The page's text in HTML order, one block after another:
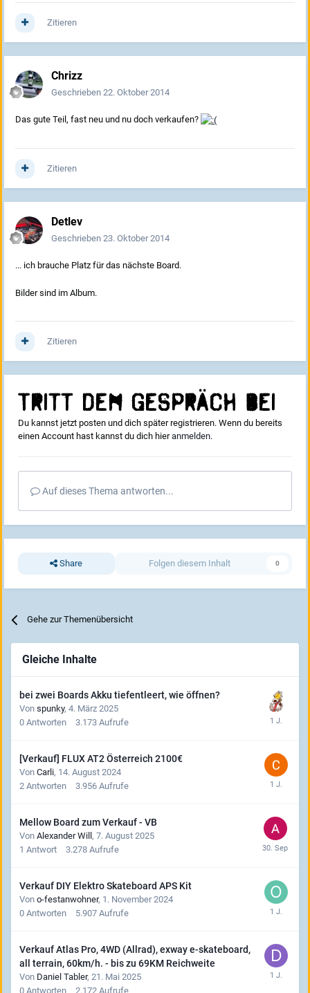
Zitieren
Chrizz
Geschrieben 22. Oktober 2014
Das gute Teil, fast neu und nu doch verkaufen?
Zitieren
Detlev
Geschrieben 23. Oktober 2014
... ich brauche Platz für das nächste Board.
Bilder sind im Album.
Zitieren
Tritt dem Gespräch bei
Du kannst jetzt posten und dich später registrieren. Wenn du bereits
einen Account hast kannst du dich hieranmelden.
Auf dieses Thema antworten...
Share Folgen diesem Inhalt 0
Gehe zur Themenübersicht
Gleiche Inhalte
bei zwei Boards Akku tiefentleert, wie öffnen?
Von spunky, 4. März 2025
0 Antworten 3.173 Aufrufe
[Verkauf] FLUX AT2 Österreich 2100€
Von Carli, 14. August 2024
2 Antworten 3.956 Aufrufe
Mellow Board zum Verkauf - VB
Von Alexander Will , 7. August 2025
1 Antwort 3.278 Aufrufe
Verkauf DIY Elektro Skateboard APS Kit
Von o-festanwohner, 1. November 2024
0 Antworten 5.907 Aufrufe
Verkauf Atlas Pro, 4WD (Allrad), exway e-skateboard,
all terrain, 60km/h. - bis zu 69KM Reichweite
Von Daniel Tabler, 21. Mai 2025
0 Antworten 2.172 Aufrufe